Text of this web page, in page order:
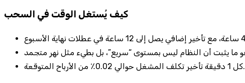
كيف يُستغل الوقت في السحب
كل 1 دقيقة تأخير تكلف المشغل حوالي 0.02٪ من الأرباح المتوقعة.